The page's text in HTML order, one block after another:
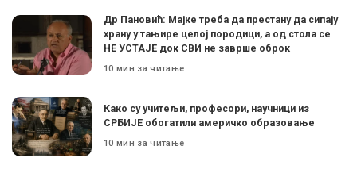
Др Пановић: Мајке треба да престану да сипају
храну у тањире целој породици, а од стола се
НЕ УСТАЈЕ док СВИ не заврше оброк
10 мин за читање
Како су учитељи, професори, научници из
СРБИЈЕ обогатили америчко образовање
10 мин за читање